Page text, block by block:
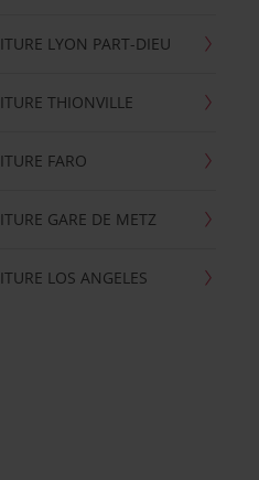
LYON PART-DIEU
THIONVILLE
FARO
GARE DE METZ
LOS ANGELES